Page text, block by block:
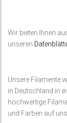
Wir bieten Ihnen
unseren
Unsere Filamente
in Deutschland in
hochwertige
und Farben auf